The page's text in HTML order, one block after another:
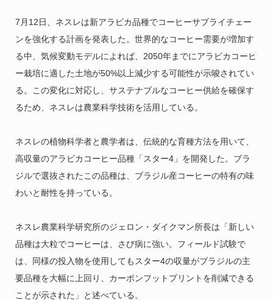
7月12日、ネスレは新アラビカ品種でコーヒーサプライチェー
ンを強化する計画を発表した。世界的なコーヒー需要が増加す
る中、気候変動モデルによれば、2050年までにアラビカコーヒ
ー栽培に適した土地が50%以上減少する可能性が示唆されてい
る。この変化に対応し、サステナブルなコーヒー供給を確保す
るため、ネスレは農業科学技術を活用している。
ネスレの植物科学者と農学者は、伝統的な育種方法を用いて、
高収量のアラビカコーヒー品種「スター4」を開発した。ブラ
ジルで選抜されたこの品種は、ブラジル産コーヒーの特有の味
わいと耐性を持っている。
ネスレ農業科学研究所のジェロン・ダイクマン所長は「新しい
品種は大粒でコーヒーは、さび病に強い。フィールド試験で
は、同様の投入物を使用してもスター4の収量がブラジルの主
要品種を大幅に上回り、カーボンフットプリントを削減できる
ことが示された」と述べている。